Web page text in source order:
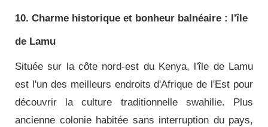
10. Charme historique et bonheur balnéaire : l'île
de Lamu
Située sur la côte nord-est du Kenya, l'île de Lamu
est l'un des meilleurs endroits d'Afrique de l'Est pour
découvrir la culture traditionnelle swahilie. Plus
ancienne colonie habitée sans interruption du pays,